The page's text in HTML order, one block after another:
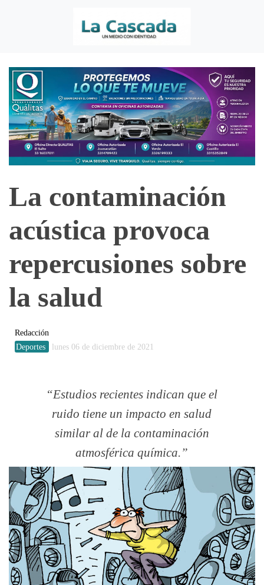
La contaminación
acústica provoca
repercusiones sobre
la salud
Redacción
Deportes
lunes 06 de diciembre de 2021
Estudios recientes indican que el
ruido tiene un impacto en salud
similar al de la contaminación
atmosférica química.